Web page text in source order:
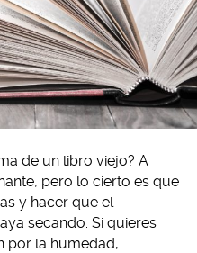
de un libro viejo? A
pero lo cierto es que
y hacer que el
secando. Si quieres
por la humedad,